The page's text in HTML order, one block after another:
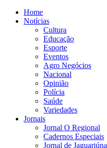
Home
Notícias
Cultura
Educação
Esporte
Eventos
Agro Negócios
Nacional
Opinião
Polícia
Saúde
Variedades
Jornais
Jornal O Regional
Cadernos Especiais
Jornal de Jaguariúna